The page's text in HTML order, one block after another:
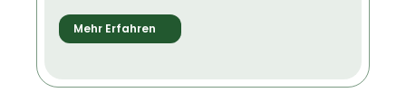
Mehr Erfahren